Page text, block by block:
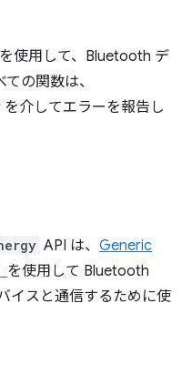
使用して、Bluetooth デ
の関数は、
介してエラーを報告し
API は、 Generic
を使用して Bluetooth
イスと通信するために使